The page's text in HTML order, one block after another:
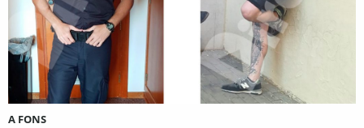
A FONS